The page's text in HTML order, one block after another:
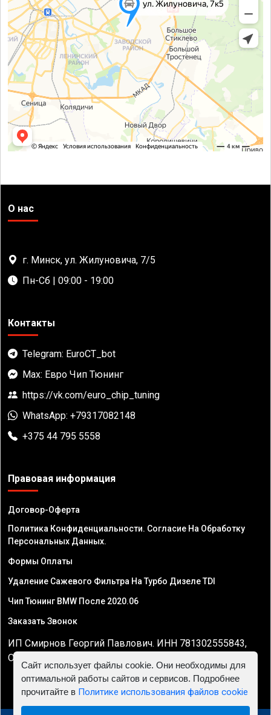
О нас
г. Минск, ул. Жилуновича, 7/5
Пн-Сб | 09:00 - 19:00
Контакты
Telegram: EuroCT_bot
Max: Евро Чип Тюнинг
https://vk.com/euro_chip_tuning
WhatsApp: +79317082148
+375 44 795 5558
Правовая информация
Договор-Оферта
Политика Конфиденциальности. Согласие На Обработку
Персональных Данных.
Формы Оплаты
Удаление Сажевого Фильтра На Турбо Дизеле TDI
Чип Тюнинг BMW После 2020.06
Заказать Звонок
ИП Смирнов Георгий Павлович. ИНН 781302555843,
ОГРНИП 324470400032610
Сайт использует файлы cookie. Они необходимы для
оптимальной работы сайтов и сервисов. Подробнее
прочитайте в Политике использования файлов cookie